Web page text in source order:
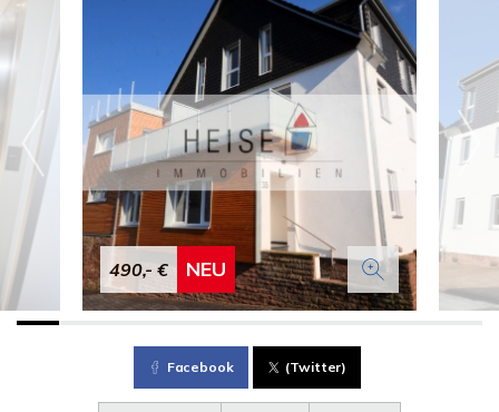
490,- € NEU
Facebook (Twitter)